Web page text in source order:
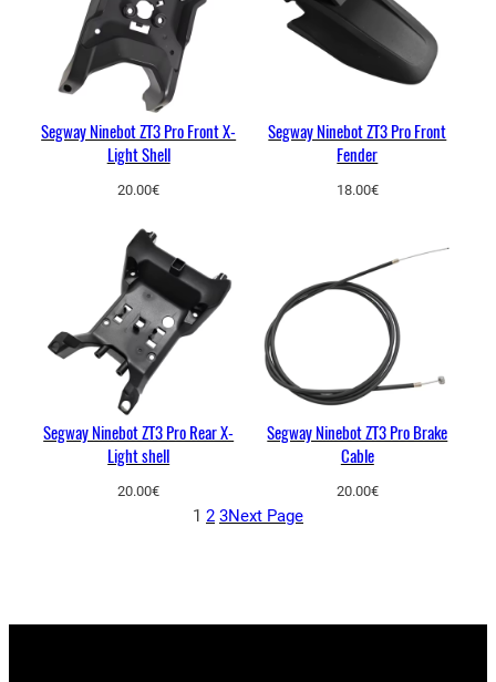
Segway Ninebot ZT3 Pro Front X-
Light Shell
20.00€
Segway Ninebot ZT3 Pro Front
Fender
18.00€
Segway Ninebot ZT3 Pro Rear X-
Light shell
20.00€
Segway Ninebot ZT3 Pro Brake
Cable
20.00€
1 2 3Next Page